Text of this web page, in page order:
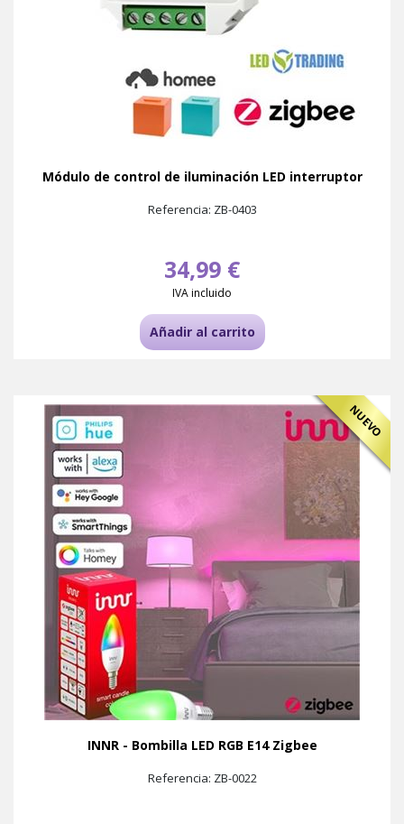
Módulo de control de iluminación LED interruptor
Referencia: ZB-0403
34,99 €
IVA incluido
Añadir al carrito
NUEVO
INNR - Bombilla LED RGB E14 Zigbee
Referencia: ZB-0022